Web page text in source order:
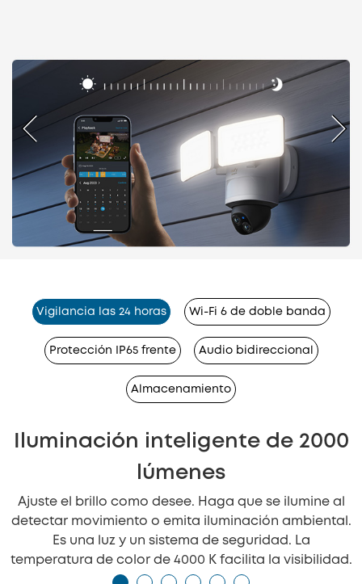
Vigilancia las 24 horas Wi-Fi 6 de doble banda
Protección IP65 frente Audio bidireccional
Almacenamiento
Iluminación inteligente de 2000
lúmenes
Ajuste el brillo como desee. Haga que se ilumine al
detectar movimiento o emita iluminación ambiental.
Es una luz y un sistema de seguridad. La
temperatura de color de 4000 K facilita la visibilidad.